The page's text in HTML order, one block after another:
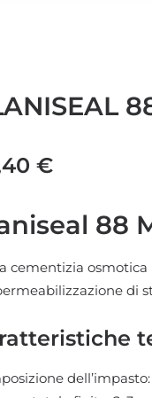
€
88
cementizia
di